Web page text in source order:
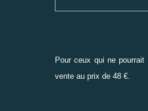
Pour ceux qui ne
vente au prix de 48 €.